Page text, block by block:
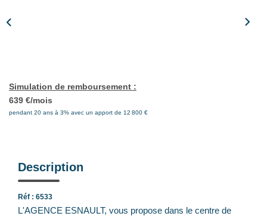
Simulation de remboursement :
639 €/mois
pendant 20 ans à 3% avec un apport de 12 800 €
Description
Réf : 6533
L'AGENCE ESNAULT, vous propose dans le centre de